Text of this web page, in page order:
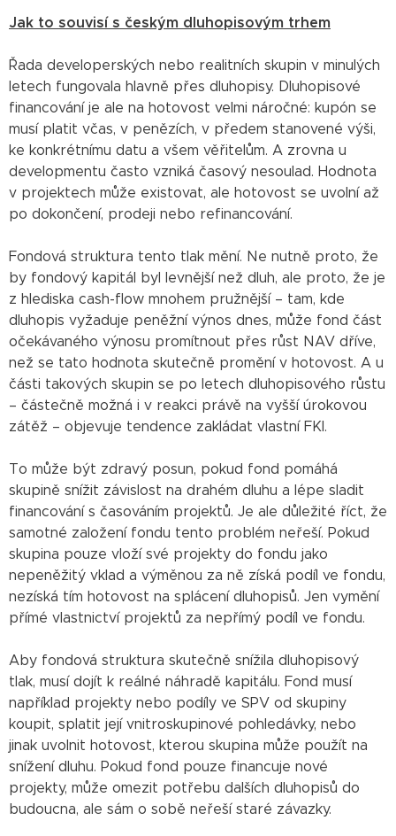
Jak to souvisí s českým dluhopisovým trhem
Řada developerských nebo realitních skupin v minulých
letech fungovala hlavně přes dluhopisy. Dluhopisové
financování je ale na hotovost velmi náročné: kupón se
musí platit včas, v penězích, v předem stanovené výši,
ke konkrétnímu datu a všem věřitelům. A zrovna u
developmentu často vzniká časový nesoulad. Hodnota
v projektech může existovat, ale hotovost se uvolní až
po dokončení, prodeji nebo refinancování.
Fondová struktura tento tlak mění. Ne nutně proto, že
by fondový kapitál byl levnější než dluh, ale proto, že je
z hlediska cash-flow mnohem pružnější – tam, kde
dluhopis vyžaduje peněžní výnos dnes, může fond část
očekávaného výnosu promítnout přes růst NAV dříve,
než se tato hodnota skutečně promění v hotovost. A u
části takových skupin se po letech dluhopisového růstu
– částečně možná i v reakci právě na vyšší úrokovou
zátěž – objevuje tendence zakládat vlastní FKI.
To může být zdravý posun, pokud fond pomáhá
skupině snížit závislost na drahém dluhu a lépe sladit
financování s časováním projektů. Je ale důležité říct, že
samotné založení fondu tento problém neřeší. Pokud
skupina pouze vloží své projekty do fondu jako
nepeněžitý vklad a výměnou za ně získá podíl ve fondu,
nezíská tím hotovost na splácení dluhopisů. Jen vymění
přímé vlastnictví projektů za nepřímý podíl ve fondu.
Aby fondová struktura skutečně snížila dluhopisový
tlak, musí dojít k reálné náhradě kapitálu. Fond musí
například projekty nebo podíly ve SPV od skupiny
koupit, splatit její vnitroskupinové pohledávky, nebo
jinak uvolnit hotovost, kterou skupina může použít na
snížení dluhu. Pokud fond pouze financuje nové
projekty, může omezit potřebu dalších dluhopisů do
budoucna, ale sám o sobě neřeší staré závazky.